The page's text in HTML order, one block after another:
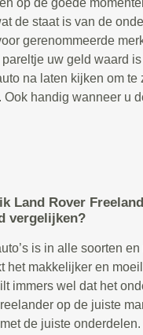
op de goede
de staat is van de
gerenommeerde
uw geld waard
na laten kijken om te
Ook handig wanneer u
Land Rover
vergelijken?
is in alle soorten en
het makkelijker en
immers wel dat het
op de juiste
de juiste onderdelen.